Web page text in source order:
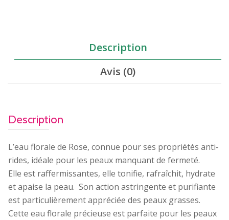
Description
Avis (0)
Description
L’eau florale de Rose, connue pour ses propriétés anti-
rides, idéale pour les peaux manquant de fermeté.
Elle est raffermissantes, elle tonifie, rafraîchit, hydrate
et apaise la peau. Son action astringente et purifiante
est particulièrement appréciée des peaux grasses.
Cette eau florale précieuse est parfaite pour les peaux